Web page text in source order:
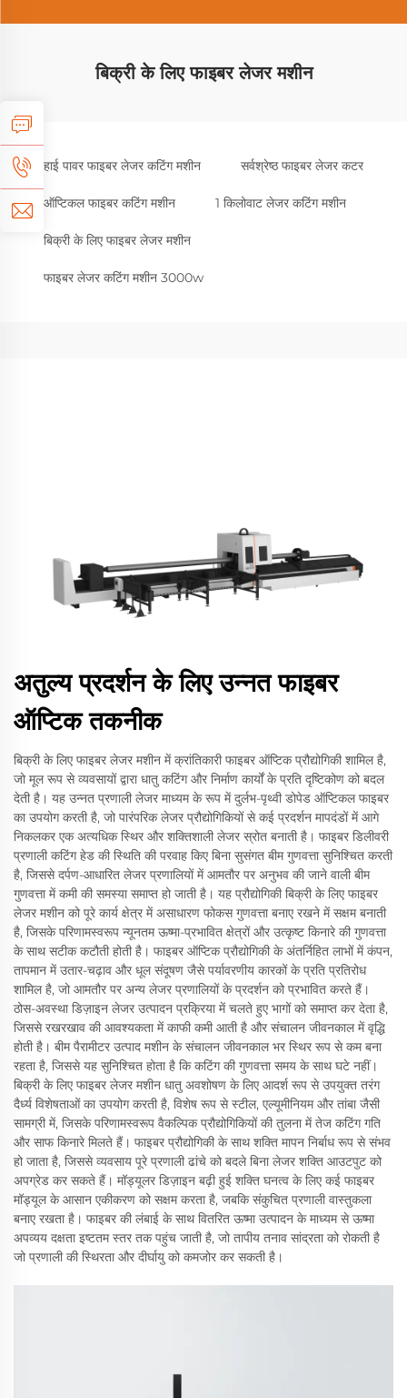
बिक्री के लिए फाइबर लेजर मशीन
हाई पावर फाइबर लेजर कटिंग मशीन सर्वश्रेष्ठ फाइबर लेजर कटर
ऑप्टिकल फाइबर कटिंग मशीन 1 किलोवाट लेजर कटिंग मशीन
बिक्री के लिए फाइबर लेजर मशीन
फाइबर लेजर कटिंग मशीन 3000w
अतुल्य प्रदर्शन के लिए उन्नत फाइबर
ऑप्टिक तकनीक
बिक्री के लिए फाइबर लेजर मशीन में क्रांतिकारी फाइबर ऑप्टिक प्रौद्योगिकी शामिल है,
जो मूल रूप से व्यवसायों द्वारा धातु कटिंग और निर्माण कार्यों के प्रति दृष्टिकोण को बदल
देती है। यह उन्नत प्रणाली लेजर माध्यम के रूप में दुर्लभ-पृथ्वी डोपेड ऑप्टिकल फाइबर
का उपयोग करती है, जो पारंपरिक लेजर प्रौद्योगिकियों से कई प्रदर्शन मापदंडों में आगे
निकलकर एक अत्यधिक स्थिर और शक्तिशाली लेजर स्रोत बनाती है। फाइबर डिलीवरी
प्रणाली कटिंग हेड की स्थिति की परवाह किए बिना सुसंगत बीम गुणवत्ता सुनिश्चित करती
है, जिससे दर्पण-आधारित लेजर प्रणालियों में आमतौर पर अनुभव की जाने वाली बीम
गुणवत्ता में कमी की समस्या समाप्त हो जाती है। यह प्रौद्योगिकी बिक्री के लिए फाइबर
लेजर मशीन को पूरे कार्य क्षेत्र में असाधारण फोकस गुणवत्ता बनाए रखने में सक्षम बनाती
है, जिसके परिणामस्वरूप न्यूनतम ऊष्मा-प्रभावित क्षेत्रों और उत्कृष्ट किनारे की गुणवत्ता
के साथ सटीक कटौती होती है। फाइबर ऑप्टिक प्रौद्योगिकी के अंतर्निहित लाभों में कंपन,
तापमान में उतार-चढ़ाव और धूल संदूषण जैसे पर्यावरणीय कारकों के प्रति प्रतिरोध
शामिल है, जो आमतौर पर अन्य लेजर प्रणालियों के प्रदर्शन को प्रभावित करते हैं।
ठोस-अवस्था डिज़ाइन लेजर उत्पादन प्रक्रिया में चलते हुए भागों को समाप्त कर देता है,
जिससे रखरखाव की आवश्यकता में काफी कमी आती है और संचालन जीवनकाल में वृद्धि
होती है। बीम पैरामीटर उत्पाद मशीन के संचालन जीवनकाल भर स्थिर रूप से कम बना
रहता है, जिससे यह सुनिश्चित होता है कि कटिंग की गुणवत्ता समय के साथ घटे नहीं।
बिक्री के लिए फाइबर लेजर मशीन धातु अवशोषण के लिए आदर्श रूप से उपयुक्त तरंग
दैर्ध्य विशेषताओं का उपयोग करती है, विशेष रूप से स्टील, एल्यूमीनियम और तांबा जैसी
सामग्री में, जिसके परिणामस्वरूप वैकल्पिक प्रौद्योगिकियों की तुलना में तेज कटिंग गति
और साफ किनारे मिलते हैं। फाइबर प्रौद्योगिकी के साथ शक्ति मापन निर्बाध रूप से संभव
हो जाता है, जिससे व्यवसाय पूरे प्रणाली ढांचे को बदले बिना लेजर शक्ति आउटपुट को
अपग्रेड कर सकते हैं। मॉड्यूलर डिज़ाइन बढ़ी हुई शक्ति घनत्व के लिए कई फाइबर
मॉड्यूल के आसान एकीकरण को सक्षम करता है, जबकि संकुचित प्रणाली वास्तुकला
बनाए रखता है। फाइबर की लंबाई के साथ वितरित ऊष्मा उत्पादन के माध्यम से ऊष्मा
अपव्यय दक्षता इष्टतम स्तर तक पहुंच जाती है, जो तापीय तनाव सांद्रता को रोकती है
जो प्रणाली की स्थिरता और दीर्घायु को कमजोर कर सकती है।